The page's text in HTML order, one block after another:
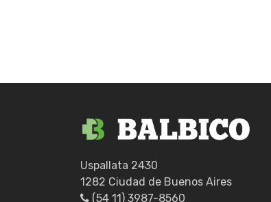
Uspallata 2430
1282 Ciudad de Buenos Aires
(54 11) 3987-8560